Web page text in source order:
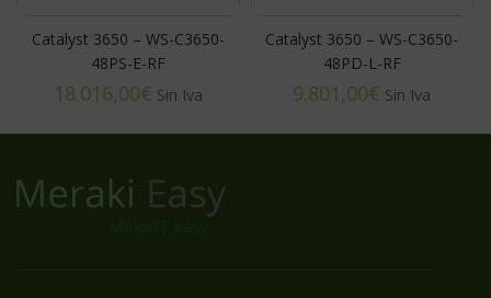
Catalyst 3650 – WS-C3650-
48PS-E-RF
€
Catalyst 3650 – WS-C3650-
48PD-L-RF
€